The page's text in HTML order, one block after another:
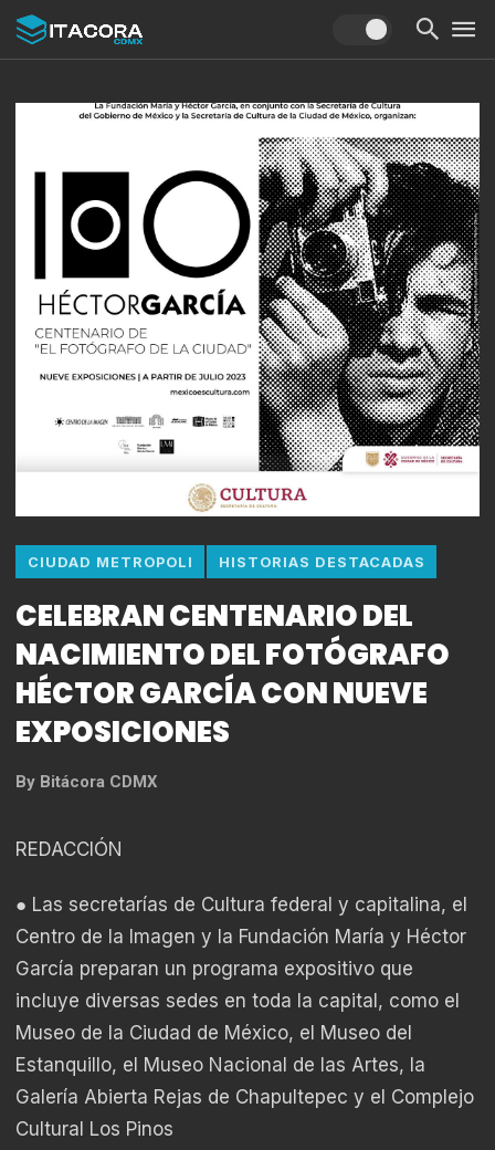
CIUDAD METROPOLI HISTORIAS DESTACADAS
CELEBRAN CENTENARIO DEL
NACIMIENTO DEL FOTÓGRAFO
HÉCTOR GARCÍA CON NUEVE
EXPOSICIONES
By Bitácora CDMX
REDACCIÓN
● Las secretarías de Cultura federal y capitalina, el
Centro de la Imagen y la Fundación María y Héctor
García preparan un programa expositivo que
incluye diversas sedes en toda la capital, como el
Museo de la Ciudad de México, el Museo del
Estanquillo, el Museo Nacional de las Artes, la
Galería Abierta Rejas de Chapultepec y el Complejo
Cultural Los Pinos